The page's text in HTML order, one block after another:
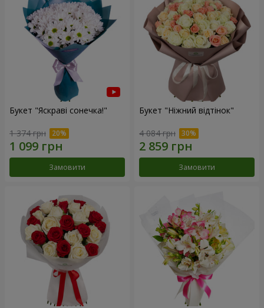
Букет "Яскраві сонечка!"
1 374 грн
Замовити
Букет "Ніжний відтінок"
4 084 грн
Замовити